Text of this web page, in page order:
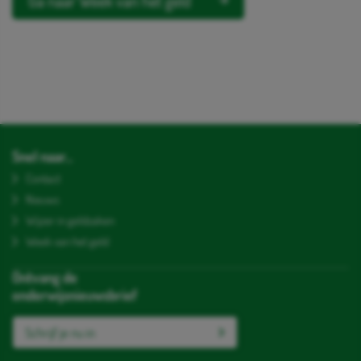
Snel naar...
Contact
Nieuws
Wijzer in geldzaken
Week van het geld
Ontvang de
onderwijsnieuwsbrief
Schrijf je nu in